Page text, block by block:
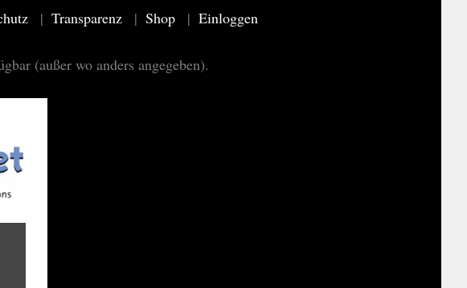
Transparenz Shop Einloggen
(außer wo anders angegeben).